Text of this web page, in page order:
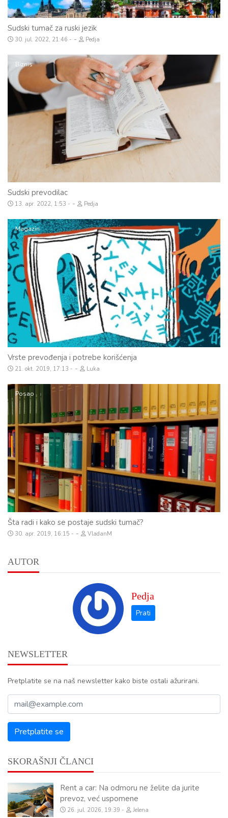
Sudski tumač za ruski jezik
30. jul. 2022, 21:46 - Pedja
Biznis
Sudski prevodilac
13. apr. 2022, 1:53 - Pedja
Magazin
Vrste prevođenja i potrebe korišćenja
21. okt. 2019, 17:13 - Luka
Posao
Šta radi i kako se postaje sudski tumač?
30. apr. 2019, 16:15 - VladanM
AUTOR
Pedja
NEWSLETTER
Pretplatite se na naš newsletter kako biste ostali ažurirani.
SKORAŠNJI ČLANCI
Rent a car: Na odmoru ne želite da jurite
prevoz, već uspomene
26. jul. 2026, 19:39 Jelena